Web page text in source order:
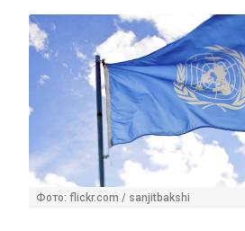
Фото: flickr.com / sanjitbakshi